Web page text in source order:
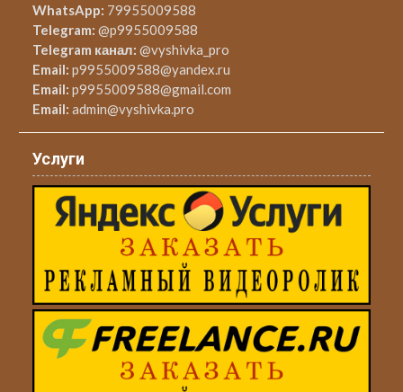
WhatsApp: 79955009588
Telegram: @p9955009588
Telegram канал: @vyshivka_pro
Email: p9955009588@yandex.ru
Email: p9955009588@gmail.com
Email: admin@vyshivka.pro
Услуги